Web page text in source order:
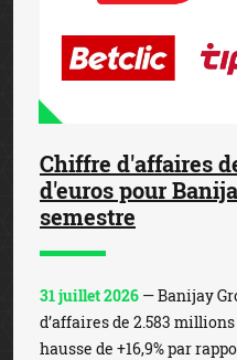
Chiffre d'affaires
d'euros pour
semestre
31 juillet 2026 — Banijay
d’affaires de 2.583
hausse de +16,9% par